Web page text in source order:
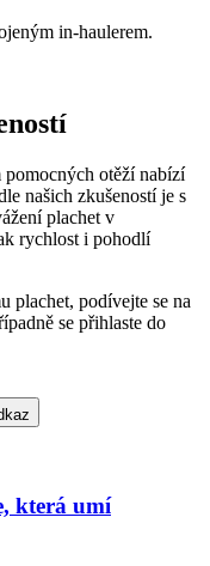
in-haulerem.
otěží nabízí
našich zkušeností je s
plachet v
rychlost i pohodlí
plachet, podívejte se na
se přihlaste do
která umí